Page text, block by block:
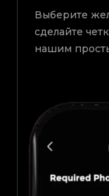
Выберите
сделайте
нашим